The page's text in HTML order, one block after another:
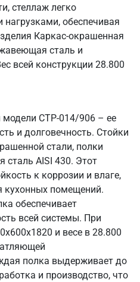
стеллаж легко
нагрузками, обеспечивая
Каркас-окрашенная
сталь и
всей конструкции 28.800
модели СТР-014/906 – ее
и долговечность. Стойки
стали, полки
AISI 430. Этот
к коррозии и влаге,
кухонных помещений.
обеспечивает
всей системы. При
и весе в 28.800
полка выдерживает до
и производство, что